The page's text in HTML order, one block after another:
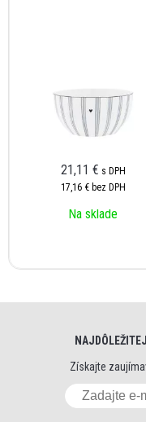
21,11 € s DPH
17,16 € bez DPH
Na sklade
Získajte